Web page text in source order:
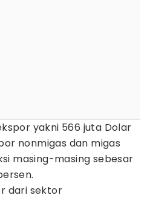
yakni 566 juta Dolar
nonmigas dan migas
masing-masing sebesar
dari sektor